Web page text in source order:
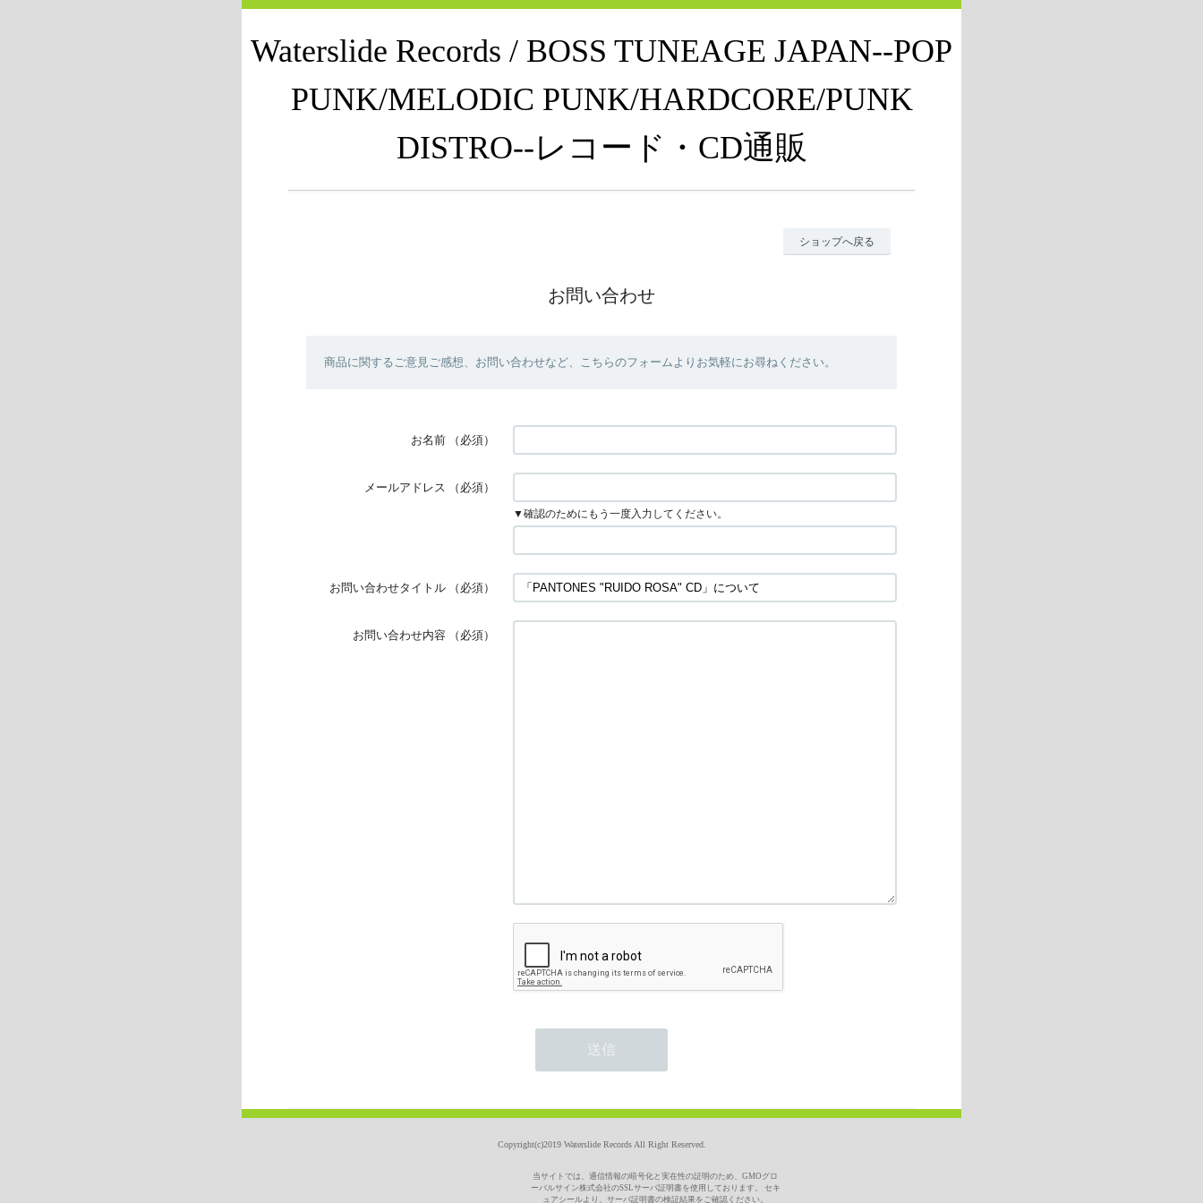
Waterslide Records / BOSS TUNEAGE JAPAN--POP
PUNK/MELODIC PUNK/HARDCORE/PUNK
DISTRO--レコード・CD通販
ショップへ戻る
お問い合わせ
商品に関するご意見ご感想、お問い合わせなど、こちらのフォームよりお気軽にお尋ねください。
お名前 （必須）
メールアドレス （必須）
▼確認のためにもう一度入力してください。
お問い合わせタイトル （必須）
お問い合わせ内容 （必須）
Copyright(c)2019 Waterslide Records All Right Reserved.
当サイトでは、通信情報の暗号化と実在性の証明のため、GMOグロ
ーバルサイン株式会社のSSLサーバ証明書を使用しております。 セキ
ュアシールより、サーバ証明書の検証結果をご確認ください。